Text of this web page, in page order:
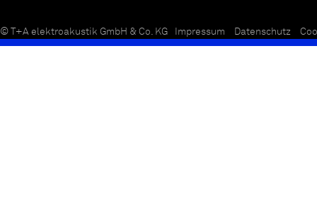
© T+A elektroakustik GmbH & Co. KG Impressum Datenschutz